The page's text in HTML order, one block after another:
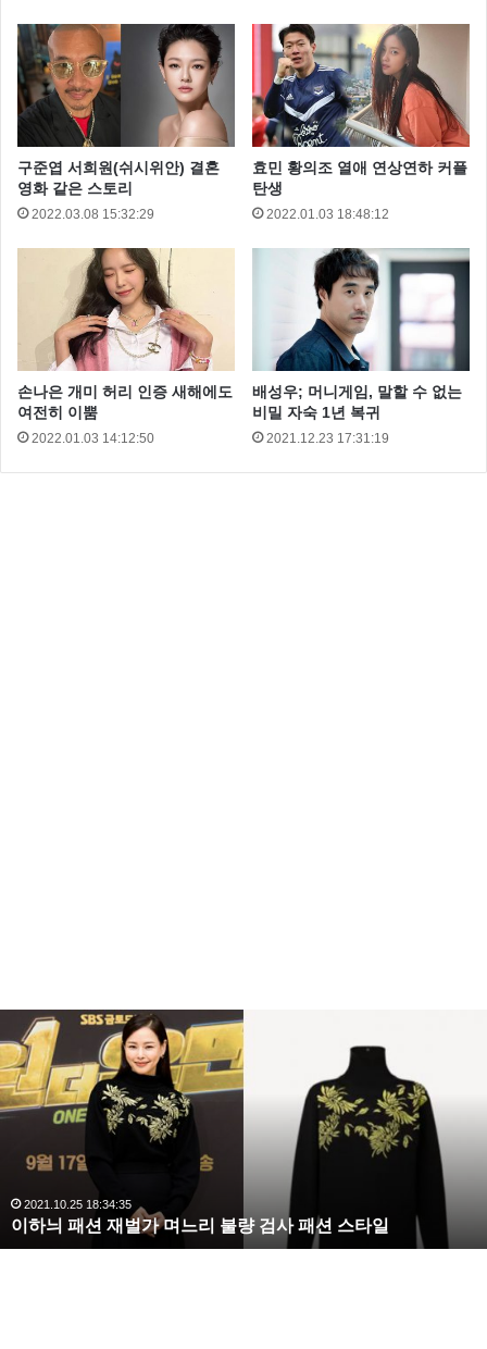
술 ‘뉴 컬처 테크놀로지 (New Culture Technology ·新 문
화기술)[14]’의 약자이다. 또한, “n(많은)+City(도시)”, 즉
전 세계의 도시에 NCT가 있기를 바라는 마음에서 지은
이름이라고도 한다.
NCT 도영 NCT 마크 NCT 멤버
NCT 사과 NCT 쟈니
구준엽 서희원(쉬시위안) 결혼
영화 같은 스토리
2022.03.08 15:32:29
효민 황의조 열애 연상연하 커플
탄생
2022.01.03 18:48:12
손나은 개미 허리 인증 새해에도
여전히 이뿜
2022.01.03 14:12:50
배성우; 머니게임, 말할 수 없는
비밀 자숙 1년 복귀
2021.12.23 17:31:19
수
해
라
김
완
벽
한
2020.10.03 10:59:30
복수해라 김사랑, 완벽한 S라인 몸매 시선 압도